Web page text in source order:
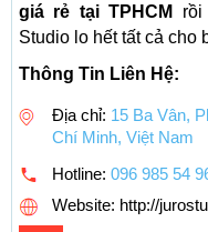
giá rẻ tại TPHCM
rồi
Studio lo hết tất cả cho
Thông Tin Liên Hệ:
Địa chỉ: 15 Ba Vân,
Chí Minh, Việt Nam
Hotline: 096 985 54
Website: http://